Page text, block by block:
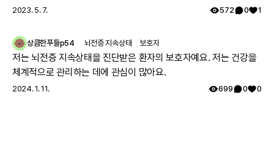
은 케이스가 있나 알아보기로 하고 주기적으로 외래만 다녔습니다.
자 모두 최종진단 받았어요. 이 글 작성후 한달뒤, 오늘 서울대 외래
에 가서 말씀드리니 아니라고, 잘못된 검사결과라고 찾고 있는중이
니 기다려보자고 하십니다 ㅠㅠ
2023. 5. 7. 572 0 1
상큼한푸들p54 뇌전증 지속상태 보호자
저는 뇌전증 지속상태을 진단받은 환자의 보호자예요. 저는 건강을
체계적으로 관리하는 데에 관심이 많아요.
2024. 1. 11. 699 0 0